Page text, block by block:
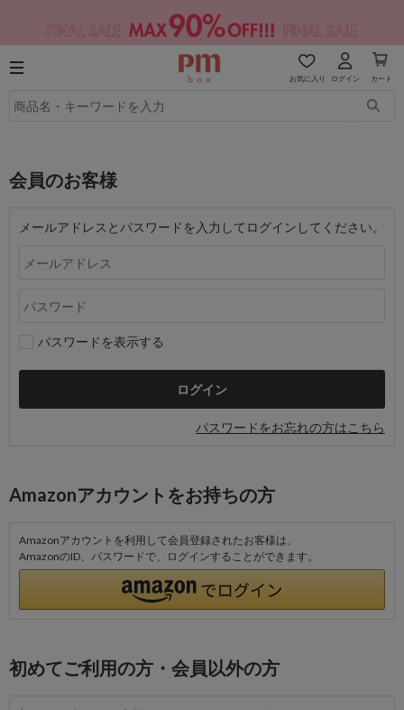
お気に入り ログイン カート
会員のお客様
メールアドレスとパスワードを入力してログインしてください。
パスワードを表示する
パスワードをお忘れの方はこちら
Amazonアカウントをお持ちの方
Amazonアカウントを利用して会員登録されたお客様は、
AmazonのID、パスワードで、ログインすることができます。
初めてご利用の方・会員以外の方